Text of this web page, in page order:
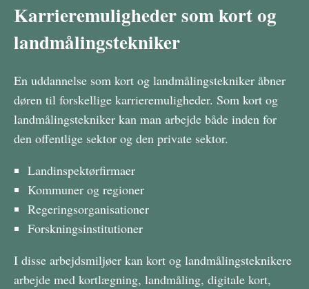
Karrieremuligheder som kort og
landmålingstekniker
En uddannelse som kort og landmålingstekniker åbner
døren til forskellige karrieremuligheder. Som kort og
landmålingstekniker kan man arbejde både inden for
den offentlige sektor og den private sektor.
Landinspektørfirmaer
Kommuner og regioner
Regeringsorganisationer
Forskningsinstitutioner
I disse arbejdsmiljøer kan kort og landmålingsteknikere
arbejde med kortlægning, landmåling, digitale kort,